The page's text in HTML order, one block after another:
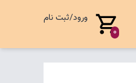
0
ورود/ثبت نام